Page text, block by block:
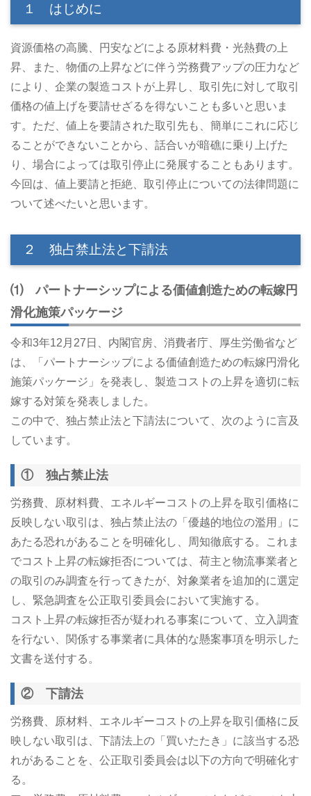
１ はじめに
資源価格の高騰、円安などによる原材料費・光熱費の上
昇、また、物価の上昇などに伴う労務費アップの圧力など
により、企業の製造コストが上昇し、取引先に対して取引
価格の値上げを要請せざるを得ないことも多いと思いま
す。ただ、値上を要請された取引先も、簡単にこれに応じ
ることができないことから、話合いが暗礁に乗り上げた
り、場合によっては取引停止に発展することもあります。
今回は、値上要請と拒絶、取引停止についての法律問題に
ついて述べたいと思います。
２ 独占禁止法と下請法
⑴ パートナーシップによる価値創造ための転嫁円
滑化施策パッケージ
令和3年12月27日、内閣官房、消費者庁、厚生労働省など
は、「パートナーシップによる価値創造ための転嫁円滑化
施策パッケージ」を発表し、製造コストの上昇を適切に転
嫁する対策を発表しました。
この中で、独占禁止法と下請法について、次のように言及
しています。
① 独占禁止法
労務費、原材料費、エネルギーコストの上昇を取引価格に
反映しない取引は、独占禁止法の「優越的地位の濫用」に
あたる恐れがあることを明確化し、周知徹底する。これま
でコスト上昇の転嫁拒否については、荷主と物流事業者と
の取引のみ調査を行ってきたが、対象業者を追加的に選定
し、緊急調査を公正取引委員会において実施する。
コスト上昇の転嫁拒否が疑われる事案について、立入調査
を行ない、関係する事業者に具体的な懸案事項を明示した
文書を送付する。
② 下請法
労務費、原材料、エネルギーコストの上昇を取引価格に反
映しない取引は、下請法上の「買いたたき」に該当する恐
れがあることを、公正取引委員会は以下の方向で明確化す
る。